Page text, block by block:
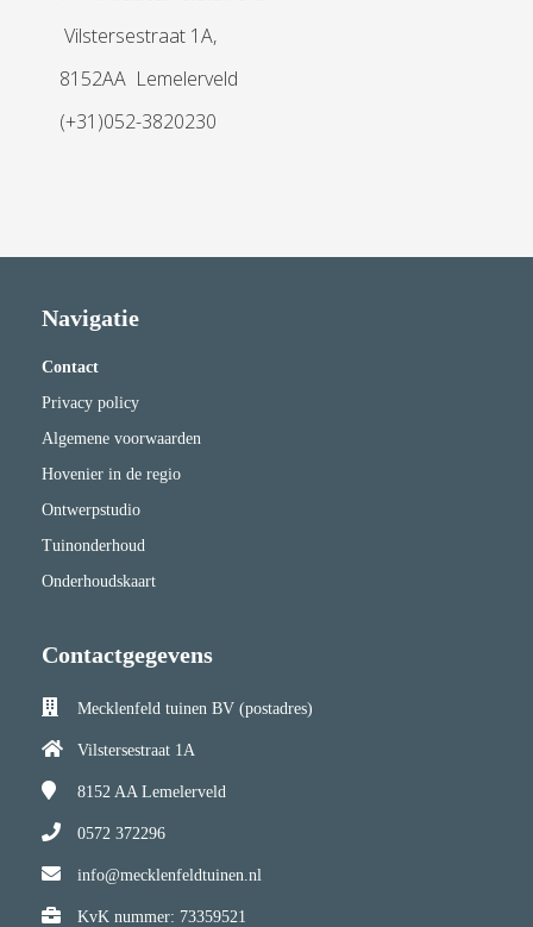
Vilstersestraat 1A,
8152AA Lemelerveld
(+31)052-3820230
Navigatie
Contact
Privacy policy
Algemene voorwaarden
Hovenier in de regio
Ontwerpstudio
Tuinonderhoud
Onderhoudskaart
Contactgegevens
Mecklenfeld tuinen BV (postadres)
Vilstersestraat 1A
8152 AA Lemelerveld
0572 372296
info@mecklenfeldtuinen.nl
KvK nummer: 73359521